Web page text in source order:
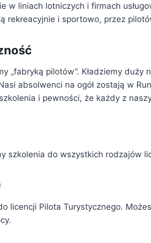
w liniach lotniczych i firmach
rekreacyjnie i sportowo, przez
„fabryką pilotów”. Kładziemy
absolwenci na ogół zostają w
i pewności, że każdy z
szkolenia do wszystkich rodzajów
licencji Pilota Turystycznego.